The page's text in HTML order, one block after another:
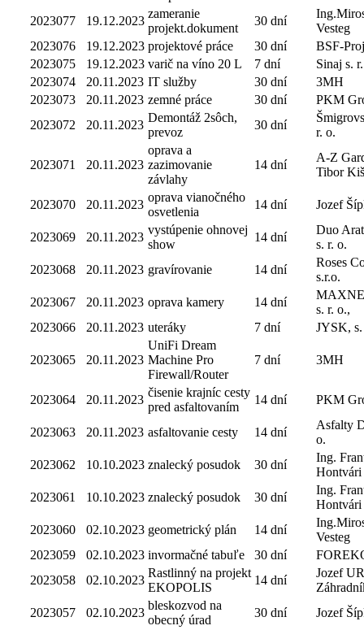
2023077
19.12.2023
zameranie
projekt.dokument
30 dní
Vesteg
2023076
19.12.2023 projektové práce 30 dní
BSF-
2023075
19.12.2023 varič na víno 20 L 7 dní
Sinaj s.
2023074
20.11.2023 IT služby 30 dní
3MH
2023073
20.11.2023 zemné práce 30 dní
PKM
2023072
20.11.2023
Demontáž 2sôch,
prevoz
30 dní
r. o.
2023071 20.11.2023
oprava a
zazimovanie
závlahy
14 dní
A-Z
Tibor
2023070 20.11.2023
oprava vianočného
osvetlenia
14 dní Jozef
2023069 20.11.2023
vystúpenie ohnovej
show
14 dní
Duo
s. r. o.
2023068
20.11.2023 gravírovanie 14 dní
Roses
s.r.o.
2023067
20.11.2023 oprava kamery 14 dní
s. r. o.,
2023066
20.11.2023 uteráky 7 dní JYSK, s.
2023065 20.11.2023
UniFi Dream
Machine Pro
Firewall/Router
7 dní 3MH
2023064 20.11.2023
čisenie krajníc cesty
pred asfaltovaním
14 dní PKM
2023063 20.11.2023 asfaltovanie cesty 14 dní
Asfalty
o.
2023062
10.10.2023 znalecký posudok 30 dní
Ing.
Hontvári
2023061
10.10.2023 znalecký posudok 30 dní
Ing.
Hontvári
2023060
02.10.2023 geometrický plán 14 dní
Vesteg
2023059
02.10.2023 invormačné tabuľe 30 dní
2023058
02.10.2023
Rastlinný na projekt
EKOPOLIS
14 dní
Jozef
2023057
02.10.2023
bleskozvod na
obecný úrad
30 dní Jozef